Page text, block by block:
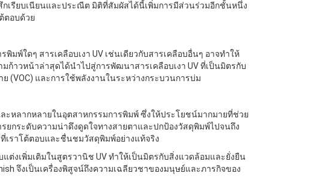
เรียบเนียนและประณีต มิติที่สัมผัสได้นี้เพิ่มการมีส่วนร่วมอีกชั้นหนึ่ง
ตอบด้วย
พ์ใดๆ สารเคลือบเงา UV เช่นเดียวกับสารเคลือบอื่นๆ อาจทําให้
ก้าวหน้าล่าสุดได้นําไปสู่การพัฒนาสารเคลือบเงา UV ที่เป็นมิตรกับ
(VOC) และการใช้พลังงานในระหว่างกระบวนการบ่ม
ละหลากหลายในอุตสาหกรรมการพิมพ์ ซึ่งให้ประโยชน์มากมายที่ช่วย
กระดับความน่าดึงดูดใจทางสายตาและปกป้องวัสดุพิมพ์ไปจนถึง
เราโต้ตอบและชื่นชมวัสดุพิมพ์อย่างแท้จริง
ต่งเพิ่มเติมในสูตรวานิช UV ทําให้เป็นมิตรกับสิ่งแวดล้อมและยั่งยืน
จึงเป็นเครื่องพิสูจน์ถึงความเฉลียวชาของมนุษย์และภารกิจของ